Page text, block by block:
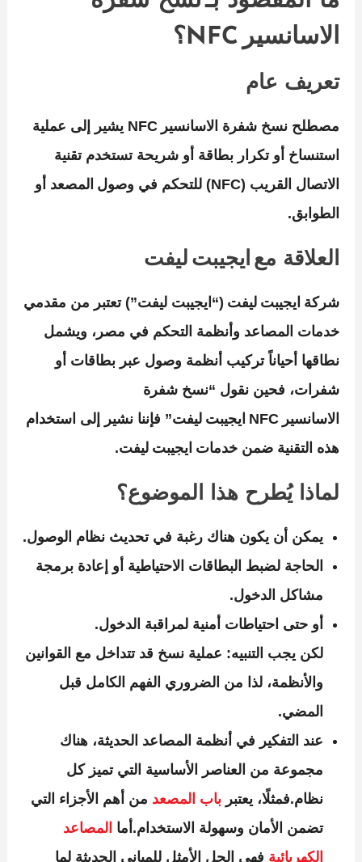
الاسانسير NFC؟
تعريف عام
مصطلح نسخ شفرة الاسانسير NFC
يشير إلى عملية
استنساخ أو تكرار بطاقة أو شريحة تستخدم تقنية
الاتصال القريب (NFC) للتحكم في وصول المصعد أو
الطوابق.
العلاقة مع ايجيبت ليفت
شركة ايجيبت ليفت (“ايجيبت ليفت”) تعتبر من مقدمي
خدمات المصاعد وأنظمة التحكم في مصر، ويشمل
نطاقها أحياناً تركيب أنظمة وصول عبر بطاقات أو
شفرات، فحين نقول “نسخ شفرة
الاسانسير NFC ايجيبت ليفت” فإننا نشير إلى استخدام
هذه التقنية ضمن خدمات ايجيبت ليفت.
لماذا يُطرح هذا الموضوع؟
يمكن أن يكون هناك رغبة في تحديث نظام الوصول.
الحاجة لضبط البطاقات الاحتياطية أو إعادة برمجة
مشاكل الدخول.
أو حتى احتياطات أمنية لمراقبة الدخول.
لكن يجب التنبيه: عملية نسخ قد تتداخل مع القوانين
والأنظمة، لذا من الضروري الفهم الكامل قبل
المضي.
عند التفكير في أنظمة المصاعد الحديثة، هناك
مجموعة من العناصر الأساسية التي تميز كل
نظام.فمثلًا، يعتبر باب المصعد من أهم الأجزاء التي
تضمن الأمان وسهولة الاستخدام.أما المصاعد
الكهربائية فهي الحل الأمثل للمباني الحديثة لما